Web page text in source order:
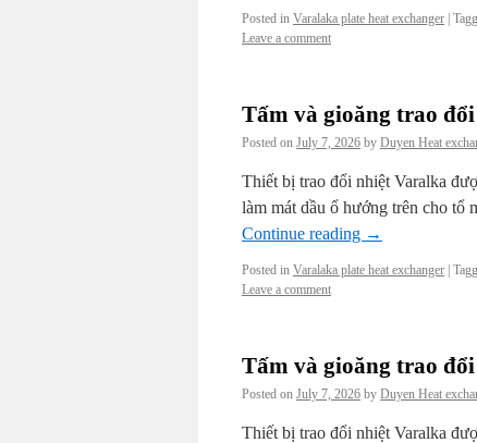
Posted in Varalaka plate heat exchanger
Leave a comment
Tấm và gioăng trao
Posted on July 7, 2026 by Duyen Heat
Thiết bị trao đổi nhiệt Varalka
làm mát dầu ổ hướng trên cho tổ
Continue reading →
Posted in Varalaka plate heat exchanger
Leave a comment
Tấm và gioăng trao
Posted on July 7, 2026 by Duyen Heat
Thiết bị trao đổi nhiệt Varalka